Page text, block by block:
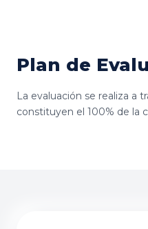
Plan de
La evaluación se realiza a
constituyen el 100% de la